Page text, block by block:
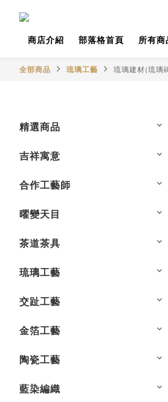
商店介紹 部落格首頁 所有商
全部商品 琉璃工藝 琉璃建材(琉璃
精選商品
吉祥寓意
合作工藝師
曜變天目
茶道茶具
琉璃工藝
交趾工藝
金箔工藝
陶瓷工藝
藍染編織